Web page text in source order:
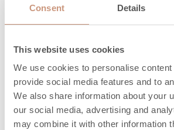
Consent Details
This website uses cookies
We use cookies to personalise
provide social media features and to
We also share information about your
our social media, advertising and
may combine it with other information
NOx, mg/Nm
legna, kg
Lunghezza della legna
da ardere, mm
Quantità massima di